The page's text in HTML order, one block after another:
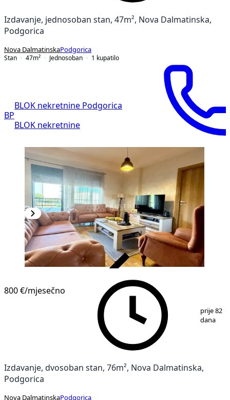
Izdavanje, jednosoban stan, 47m², Nova Dalmatinska,
Podgorica
Nova DalmatinskaPodgorica
Stan
47m² Jednosoban 1 kupatilo
BP
BLOK nekretnine Podgorica
BLOK nekretnine
800 €/mjesečno
prije 82
dana
Izdavanje, dvosoban stan, 76m², Nova Dalmatinska,
Podgorica
Nova DalmatinskaPodgorica